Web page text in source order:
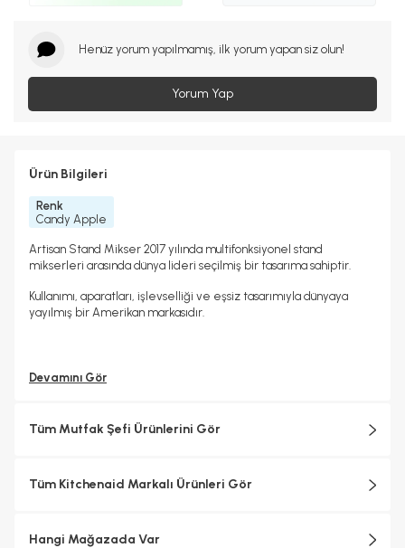
Henüz yorum yapılmamış, ilk yorum yapan siz olun!
Yorum Yap
Ürün Bilgileri
Renk
Candy Apple
Artisan Stand Mikser 2017 yılında multifonksiyonel stand
mikserleri arasında dünya lideri seçilmiş bir tasarıma sahiptir.
Kullanımı, aparatları, işlevselliği ve eşsiz tasarımıyla dünyaya
yayılmış bir Amerikan markasıdır.
Devamını Gör
Tüm Mutfak Şefi Ürünlerini Gör
Tüm Kitchenaid Markalı Ürünleri Gör
Hangi Mağazada Var